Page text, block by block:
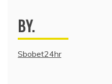
BY.
Sbobet24hr